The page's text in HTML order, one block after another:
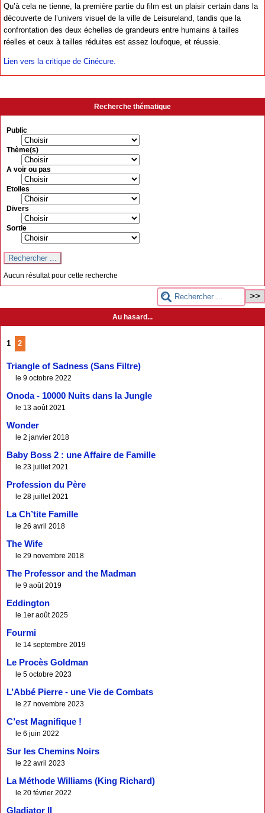
Qu’à cela ne tienne, la première partie du film est un plaisir certain dans la
découverte de l’univers visuel de la ville de Leisureland, tandis que la
confrontation des deux échelles de grandeurs entre humains à tailles
réelles et ceux à tailles réduites est assez loufoque, et réussie.
Lien vers la critique de Cinécure.
Recherche thématique
Public
Thème(s)
A voir ou pas
Etoiles
Divers
Sortie
Aucun résultat pour cette recherche
Au hasard...
1 2
Triangle of Sadness (Sans Filtre)
le 9 octobre 2022
Onoda - 10000 Nuits dans la Jungle
le 13 août 2021
Wonder
le 2 janvier 2018
Baby Boss 2 : une Affaire de Famille
le 23 juillet 2021
Profession du Père
le 28 juillet 2021
La Ch’tite Famille
le 26 avril 2018
The Wife
le 29 novembre 2018
The Professor and the Madman
le 9 août 2019
Eddington
le 1er août 2025
Fourmi
le 14 septembre 2019
Le Procès Goldman
le 5 octobre 2023
L’Abbé Pierre - une Vie de Combats
le 27 novembre 2023
C’est Magnifique !
le 6 juin 2022
Sur les Chemins Noirs
le 22 avril 2023
La Méthode Williams (King Richard)
le 20 février 2022
Gladiator II